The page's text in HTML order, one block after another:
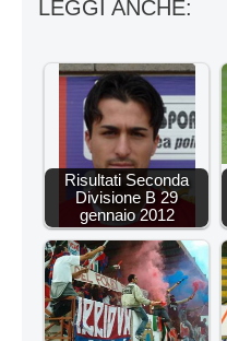
LEGGI ANCHE:
Risultati Seconda
Divisione B 29
gennaio 2012